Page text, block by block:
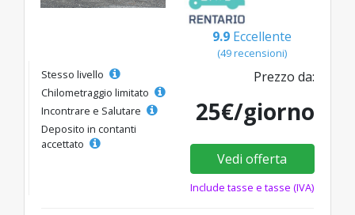
9.9 Eccellente
(49 recensioni)
Stesso livello
Chilometraggio limitato
Incontrare e Salutare
Deposito in contanti
accettato
Prezzo da:
25€/giorno
Vedi offerta
Include tasse e tasse (IVA)